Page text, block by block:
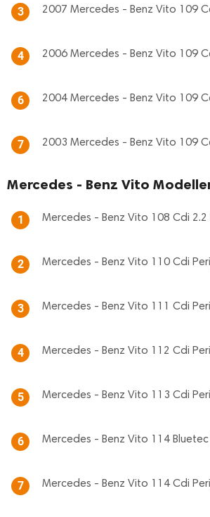
3 2007 Mercedes - Benz Vito 109
4 2006 Mercedes - Benz Vito 109
6 2004 Mercedes - Benz Vito 109
7 2003 Mercedes - Benz Vito 109
Mercedes - Benz Vito
1 Mercedes - Benz Vito 108 Cdi 2.2
2 Mercedes - Benz Vito 110 Cdi
3 Mercedes - Benz Vito 111 Cdi
4 Mercedes - Benz Vito 112 Cdi
5 Mercedes - Benz Vito 113 Cdi
6 Mercedes - Benz Vito 114 Bluetec
7 Mercedes - Benz Vito 114 Cdi